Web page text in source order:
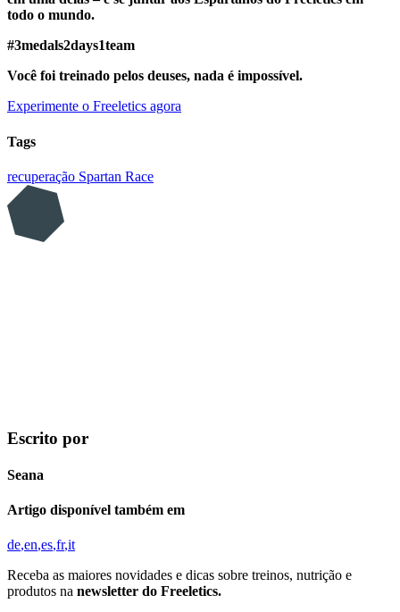
todo o mundo.
#3medals2days1team
Você foi treinado pelos deuses, nada é impossível.
Experimente o Freeletics agora
Tags
recuperação Spartan Race
Escrito por
Seana
Artigo disponível também em
de en es fr it
Receba as maiores novidades e dicas sobre treinos, nutrição e
produtos na newsletter do Freeletics.